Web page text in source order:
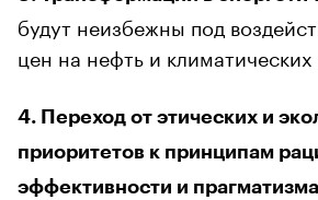
будут неизбежны под
цен на нефть и климатических
4. Переход от этических и
приоритетов к принципам
эффективности и прагматизма